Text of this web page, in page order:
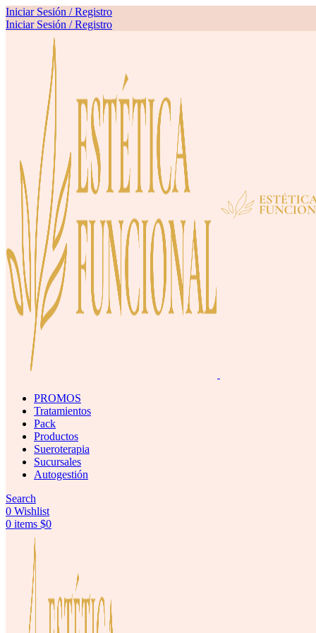
Iniciar Sesión / Registro
Iniciar Sesión / Registro
PROMOS
Tratamientos
Pack
Productos
Sueroterapia
Sucursales
Autogestión
Search
0 Wishlist
0 items $0